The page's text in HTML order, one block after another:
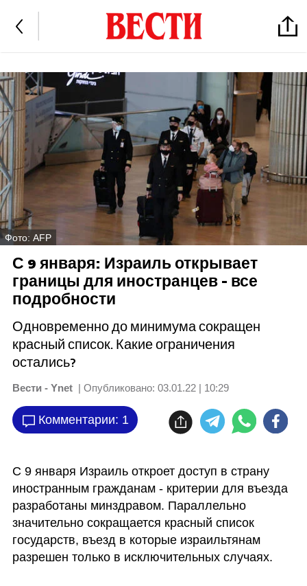
Фото: AFP
С 9 января: Израиль открывает
границы для иностранцев - все
подробности
Одновременно до минимума сокращен
красный список. Какие ограничения
остались?
Вести - Ynet | Опубликовано: 03.01.22 | 10:29
Комментарии: 1
С 9 января Израиль откроет доступ в страну
иностранным гражданам - критерии для въезда
разработаны минздравом. Параллельно
значительно сокращается красный список
государств, въезд в которые израильтянам
разрешен только в исключительных случаях.